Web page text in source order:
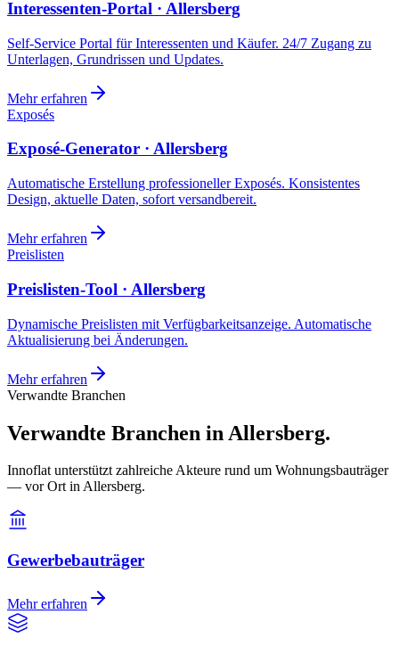
Interessenten-Portal · Allersberg
Self-Service Portal für Interessenten und Käufer. 24/7 Zugang zu
Unterlagen, Grundrissen und Updates.
Mehr erfahren
Exposés
Exposé-Generator · Allersberg
Automatische Erstellung professioneller Exposés. Konsistentes
Design, aktuelle Daten, sofort versandbereit.
Mehr erfahren
Preislisten
Preislisten-Tool · Allersberg
Dynamische Preislisten mit Verfügbarkeitsanzeige. Automatische
Aktualisierung bei Änderungen.
Mehr erfahren
Verwandte Branchen
Verwandte Branchen in Allersberg.
Innoflat unterstützt zahlreiche Akteure rund um Wohnungsbauträger
— vor Ort in Allersberg.
Gewerbebauträger
Mehr erfahren